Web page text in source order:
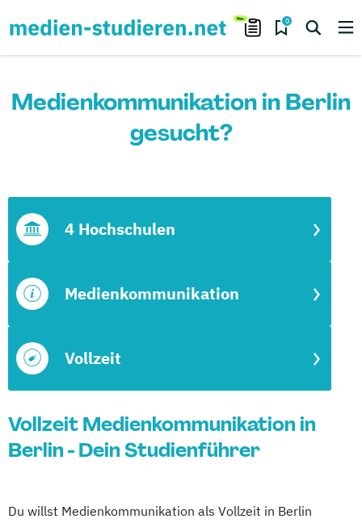
0
Medienkommunikation in Berlin
gesucht?
Vollzeit
Medienkommunikation
4 Hochschulen
Vollzeit Medienkommunikation in
Berlin - Dein Studienführer
Du willst Medienkommunikation als Vollzeit in Berlin